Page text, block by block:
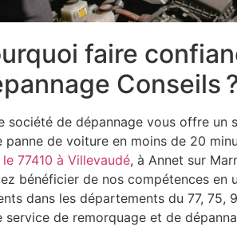
faire
Conseils
société de dépannage vous offre un
panne de voiture en moins de 20
77410 à Villevaudé, à Annet sur
bénéficier de nos compétences en
dans les départements du 77, 75,
service de remorquage et de